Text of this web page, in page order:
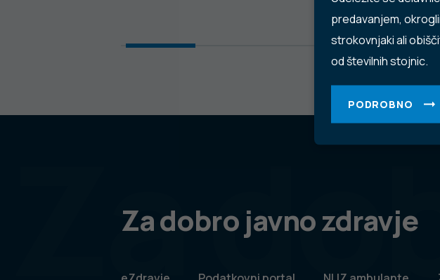
predavanjem,
strokovnjaki ali
od številnih stojnic.
PODROBNO
Za
Za dobro javno zdravje